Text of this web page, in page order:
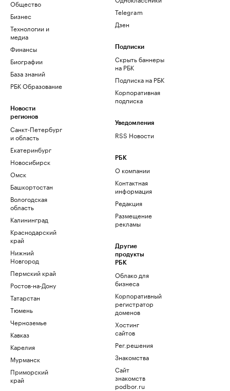
Общество
Бизнес
Технологии и
медиа
Финансы
Биографии
База знаний
РБК Образование
Новости
регионов
Санкт-Петербург
и область
Екатеринбург
Новосибирск
Омск
Башкортостан
Вологодская
область
Калининград
Краснодарский
край
Нижний
Новгород
Пермский край
Ростов-на-Дону
Татарстан
Тюмень
Черноземье
Кавказ
Карелия
Мурманск
Приморский
край
Telegram
Дзен
Подписки
Скрыть баннеры
на РБК
Подписка на РБК
Корпоративная
подписка
Уведомления
RSS Новости
РБК
О компании
Контактная
информация
Редакция
Размещение
рекламы
Другие
продукты
РБК
Облако для
бизнеса
Корпоративный
регистратор
доменов
Хостинг
сайтов
Рег.решения
Знакомства
Сайт
знакомств
podbor.ru